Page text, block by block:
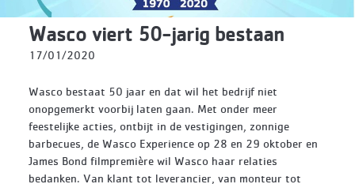
Wasco viert 50-jarig bestaan
17/01/2020
Wasco bestaat 50 jaar en dat wil het bedrijf niet
onopgemerkt voorbij laten gaan. Met onder meer
feestelijke acties, ontbijt in de vestigingen, zonnige
barbecues, de Wasco Experience op 28 en 29 oktober en
James Bond filmpremière wil Wasco haar relaties
bedanken. Van klant tot leverancier, van monteur tot